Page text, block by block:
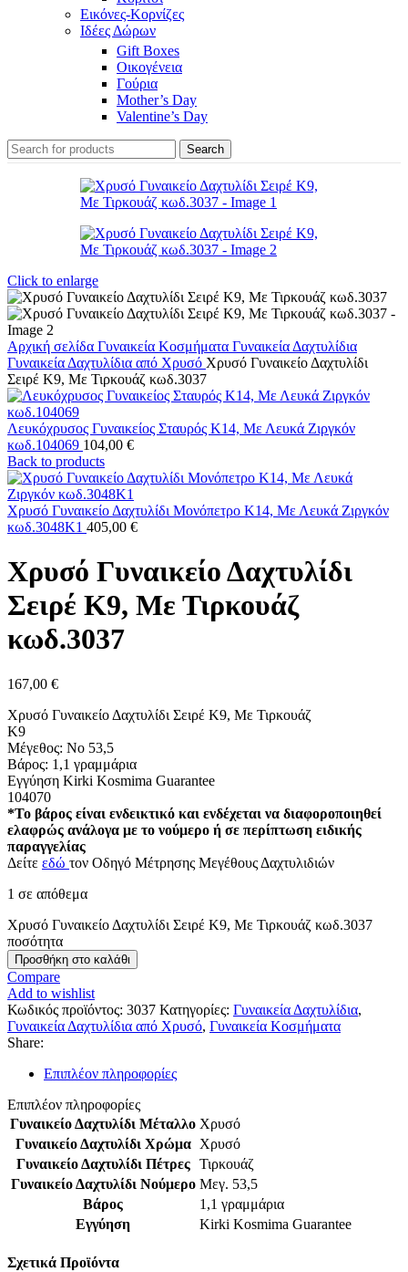
Εικόνες-Κορνίζες
Ιδέες Δώρων
Gift Boxes
Οικογένεια
Γούρια
Mother’s Day
Valentine’s Day
Search
Click to enlarge
Αρχική σελίδα Γυναικεία Κοσμήματα Γυναικεία Δαχτυλίδια
Γυναικεία Δαχτυλίδια από Χρυσό Χρυσό Γυναικείο Δαχτυλίδι
Σειρέ Κ9, Με Τιρκουάζ κωδ.3037
Λευκόχρυσος Γυναικείος Σταυρός Κ14, Με Λευκά Ζιργκόν
κωδ.104069 104,00 €
Back to products
Χρυσό Γυναικείο Δαχτυλίδι Μονόπετρο Κ14, Με Λευκά Ζιργκόν
κωδ.3048Κ1 405,00 €
Χρυσό Γυναικείο Δαχτυλίδι
Σειρέ Κ9, Με Τιρκουάζ
κωδ.3037
167,00 €
Χρυσό Γυναικείο Δαχτυλίδι Σειρέ Κ9, Με Τιρκουάζ
K9
Μέγεθος: Νο 53,5
Βάρος: 1,1 γραμμάρια
Εγγύηση Kirki Kosmima Guarantee
104070
*Το βάρος είναι ενδεικτικό και ενδέχεται να διαφοροποιηθεί
ελαφρώς ανάλογα με το νούμερο ή σε περίπτωση ειδικής
παραγγελίας
Δείτε εδώ τον Οδηγό Μέτρησης Μεγέθους Δαχτυλιδιών
1 σε απόθεμα
Χρυσό Γυναικείο Δαχτυλίδι Σειρέ Κ9, Με Τιρκουάζ κωδ.3037
ποσότητα
Προσθήκη στο καλάθι
Compare
Add to wishlist
Κωδικός προϊόντος: 3037 Κατηγορίες: Γυναικεία Δαχτυλίδια,
Γυναικεία Δαχτυλίδια από Χρυσό, Γυναικεία Κοσμήματα
Share:
Επιπλέον πληροφορίες
Επιπλέον πληροφορίες
Γυναικείο Δαχτυλίδι Μέταλλο Χρυσό
Γυναικείο Δαχτυλίδι Χρώμα
Χρυσό
Γυναικείο Δαχτυλίδι Πέτρες
Τιρκουάζ
Γυναικείο Δαχτυλίδι Νούμερο Μεγ. 53,5
Βάρος
1,1 γραμμάρια
Εγγύηση
Kirki Kosmima Guarantee
Σχετικά Προϊόντα